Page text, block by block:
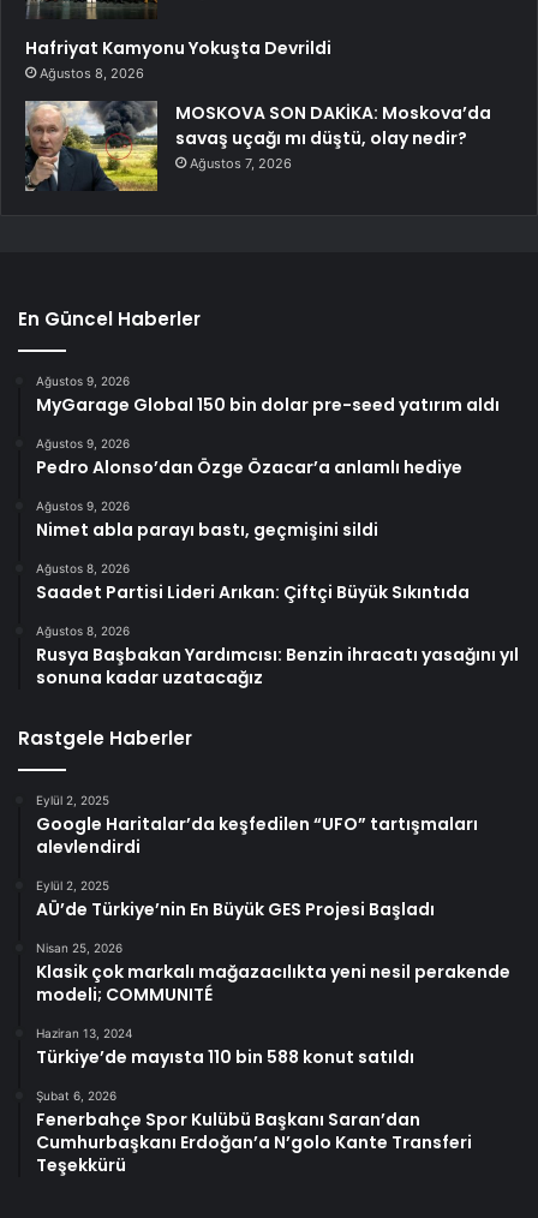
Hafriyat Kamyonu Yokuşta Devrildi
Ağustos 8, 2026
MOSKOVA SON DAKİKA: Moskova’da
savaş uçağı mı düştü, olay nedir?
Ağustos 7, 2026
En Güncel Haberler
Ağustos 9, 2026
MyGarage Global 150 bin dolar pre-seed yatırım aldı
Ağustos 9, 2026
Pedro Alonso’dan Özge Özacar’a anlamlı hediye
Ağustos 9, 2026
Nimet abla parayı bastı, geçmişini sildi
Ağustos 8, 2026
Saadet Partisi Lideri Arıkan: Çiftçi Büyük Sıkıntıda
Ağustos 8, 2026
Rusya Başbakan Yardımcısı: Benzin ihracatı yasağını yıl
sonuna kadar uzatacağız
Rastgele Haberler
Eylül 2, 2025
Google Haritalar’da keşfedilen “UFO” tartışmaları
alevlendirdi
Eylül 2, 2025
AÜ’de Türkiye’nin En Büyük GES Projesi Başladı
Nisan 25, 2026
Klasik çok markalı mağazacılıkta yeni nesil perakende
modeli; COMMUNITÉ
Haziran 13, 2024
Türkiye’de mayısta 110 bin 588 konut satıldı
Şubat 6, 2026
Fenerbahçe Spor Kulübü Başkanı Saran’dan
Cumhurbaşkanı Erdoğan’a N’golo Kante Transferi
Teşekkürü